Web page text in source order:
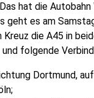
hat die
geht es am
Kreuz die A45 in
folgende
Dortmund,